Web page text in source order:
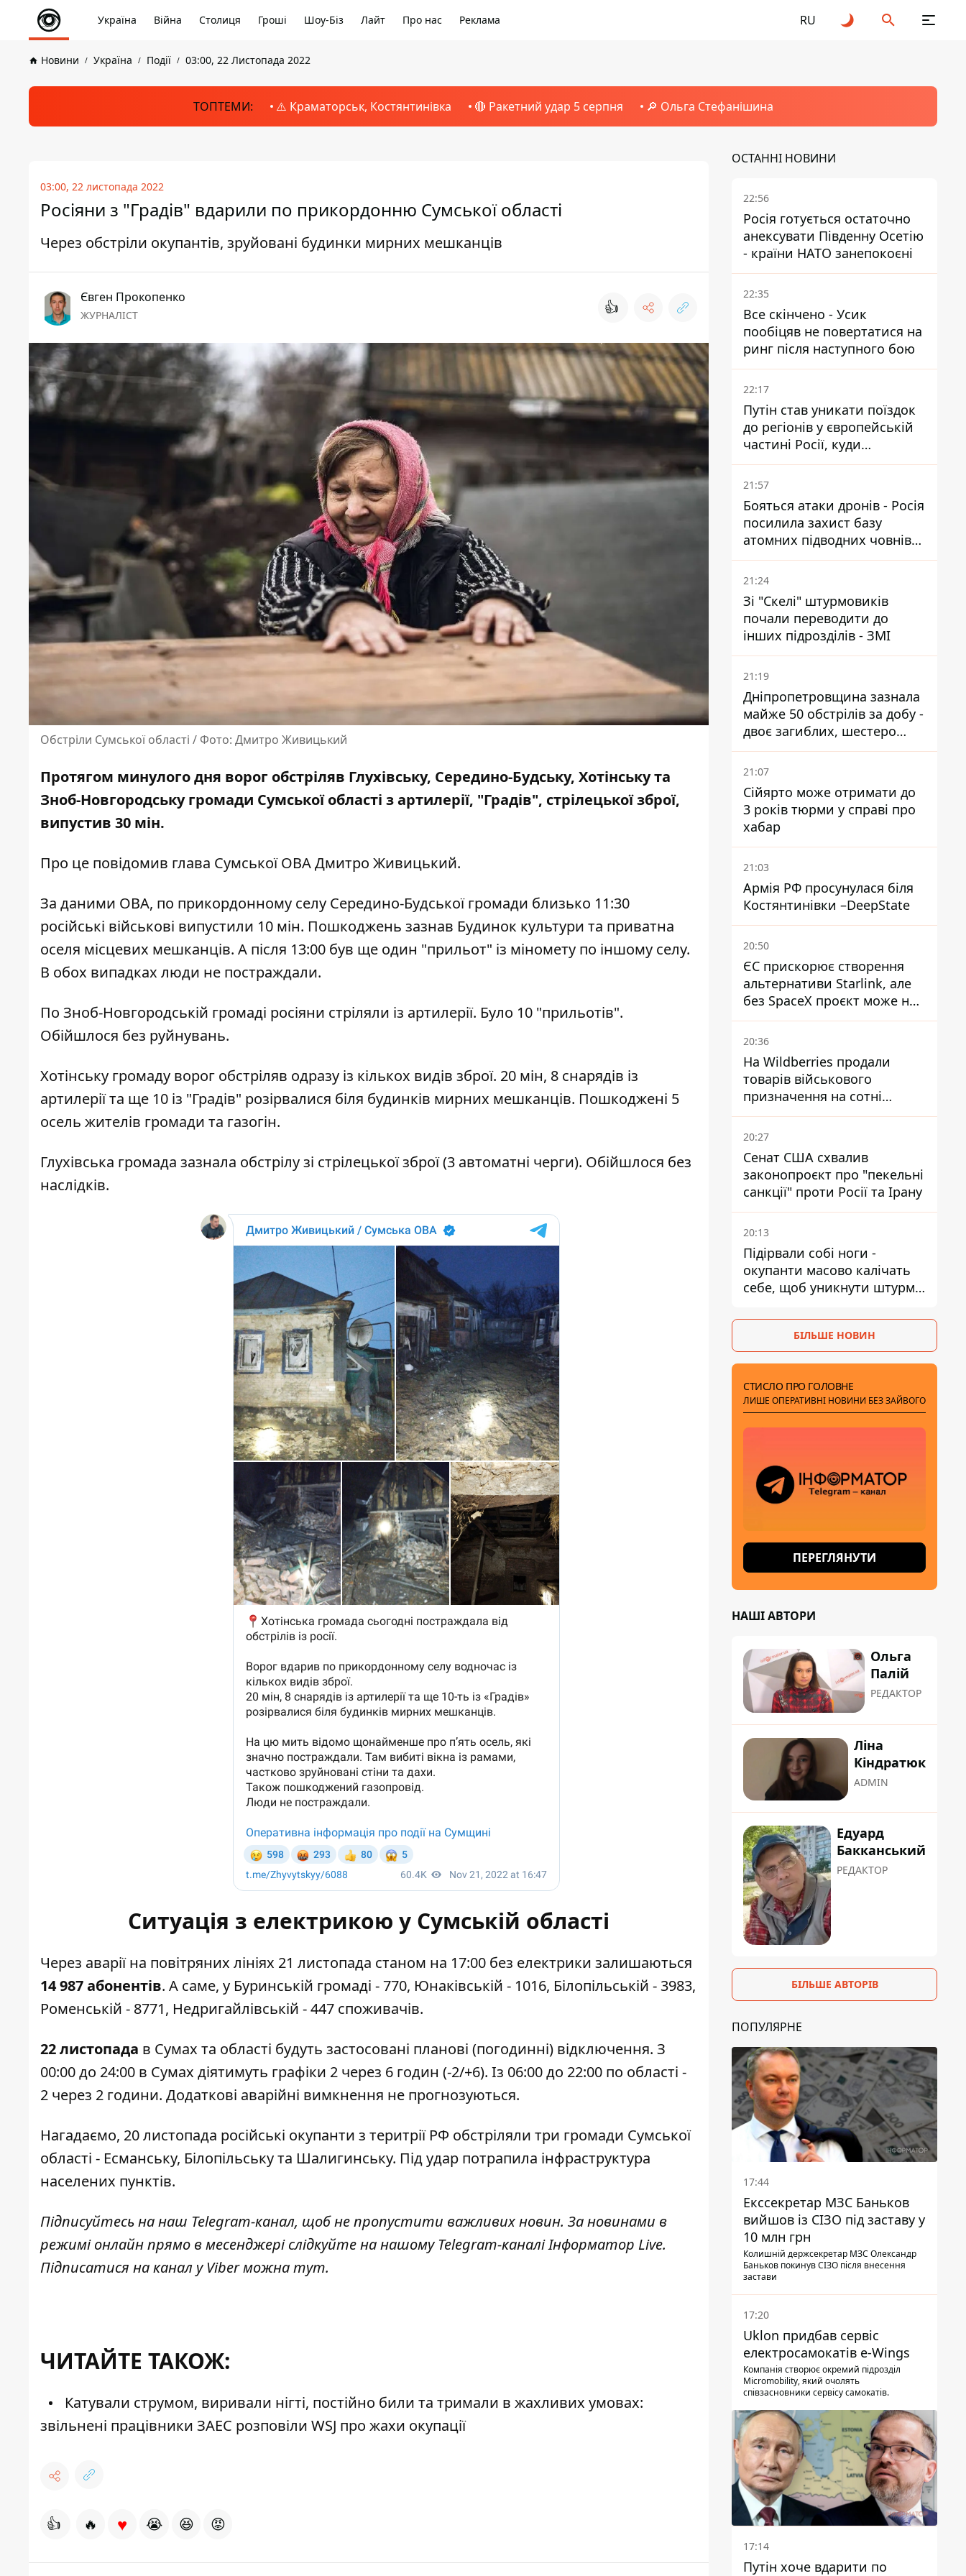
Україна Війна Столиця Гроші Шоу-Біз Лайт Про нас Реклама RU
Новини Україна Події 03:00, 22 Листопада 2022
ТОПТЕМИ: ⚠️ Краматорськ, Костянтинівка 🔴 Ракетний удар 5 серпня 🔎 Ольга Стефанішина
03:00, 22 листопада 2022
Росіяни з "Градів" вдарили по прикордонню Сумської області
Через обстріли окупантів, зруйовані будинки мирних мешканців
Євген Прокопенко
ЖУРНАЛІСТ 👍
Обстріли Сумської області / Фото: Дмитро Живицький
Протягом минулого дня ворог обстріляв Глухівську, Середино-Будську, Хотінську та
Зноб-Новгородську громади Сумської області з артилерії, "Градів", стрілецької зброї,
випустив 30 мін.
Про це повідомив глава Сумської ОВАДмитро Живицький.
За даними ОВА, по прикордонному селу Середино-Будської громади близько 11:30
російські військові випустили 10 мін. Пошкоджень зазнав Будинок культури та приватна
оселя місцевих мешканців. А після 13:00 був ще один "прильот" із міномету по іншому селу.
В обох випадках люди не постраждали.
По Зноб-Новгородській громаді росіяни стріляли із артилерії. Було 10 "прильотів".
Обійшлося без руйнувань.
Хотінську громаду ворог обстріляв одразу із кількох видів зброї. 20 мін, 8 снарядів із
артилерії та ще 10 із "Градів" розірвалися біля будинків мирних мешканців. Пошкоджені 5
осель жителів громади та газогін.
Глухівська громада зазнала обстрілу зі стрілецької зброї (3 автоматні черги). Обійшлося без
наслідків.
Ситуація з електрикою у Сумській області
Через аварії на повітряних лініях 21 листопада станом на 17:00 без електрики залишаються
14 987 абонентів. А саме, у Буринській громаді - 770, Юнаківській - 1016, Білопільській - 3983,
Роменській - 8771, Недригайлівській - 447 споживачів.
22 листопада в Сумах та області будуть застосовані планові (погодинні) відключення. З
00:00 до 24:00 в Сумах діятимуть графіки 2 через 6 годин (-2/+6). Із 06:00 до 22:00 по області -
2 через 2 години. Додаткові аварійні вимкнення не прогнозуються.
Нагадаємо, 20 листопада російські окупанти з теритрії РФ обстріляли три громади Сумської
області - Есманську, Білопільську та Шалигинську. Під удар потрапила інфраструктура
населених пунктів.
Підписуйтесь на наш Telegram-канал, щоб не пропустити важливих новин. За новинами в
режимі онлайн прямо в месенджері слідкуйте на нашому Telegram-каналіІнформатор Live.
Підписатися на канал у Viber можнатут.
ЧИТАЙТЕ ТАКОЖ:
Катували струмом, виривали нігті, постійно били та тримали в жахливих умовах:
звільнені працівники ЗАЕС розповіли WSJ про жахи окупації
👍 🔥 ♥ 😭 😆 😡
ОСТАННІ НОВИНИ
22:56
Росія готується остаточно
анексувати Південну Осетію
- країни НАТО занепокоєні
22:35
Все скінчено - Усик
пообіцяв не повертатися на
ринг після наступного бою
22:17
Путін став уникати поїздок
до регіонів у європейській
частині Росії, куди
регулярно долітають дрони
21:57
Бояться атаки дронів - Росія
посилила захист базу
атомних підводних човнів
за 7400 км від України
21:24
Зі "Скелі" штурмовиків
почали переводити до
інших підрозділів - ЗМІ
21:19
Дніпропетровщина зазнала
майже 50 обстрілів за добу -
двоє загиблих, шестеро
постраждалих
21:07
Сійярто може отримати до
3 років тюрми у справі про
хабар
21:03
Армія РФ просунулася біля
Костянтинівки –DeepState
20:50
ЄС прискорює створення
альтернативи Starlink, але
без SpaceX проєкт може не
обійтися
20:36
На Wildberries продали
товарів військового
призначення на сотні
мільйонів, але удари ЗСУ
змінили ситуацію
20:27
Сенат США схвалив
законопроєкт про "пекельні
санкції" проти Росії та Ірану
20:13
Підірвали собі ноги -
окупанти масово калічать
себе, щоб уникнути штурмів
БІЛЬШЕ НОВИН
СТИСЛО ПРО ГОЛОВНЕ
ЛИШЕ ОПЕРАТИВНІ НОВИНИ БЕЗ ЗАЙВОГО
ПЕРЕГЛЯНУТИ
НАШІ АВТОРИ
Ольга
Палій
РЕДАКТОР
Ліна
Кіндратюк
ADMIN
Едуард
Бакканський
РЕДАКТОР
БІЛЬШЕ АВТОРІВ
ПОПУЛЯРНЕ
17:44
Екссекретар МЗС Баньков
вийшов із СІЗО під заставу у
10 млн грн
Колишній держсекретар МЗС Олександр
Баньков покинув СІЗО після внесення
застави
17:20
Uklon придбав сервіс
електросамокатів e-Wings
Компанія створює окремий підрозділ
Micromobility, який очолять
співзасновники сервісу самокатів.
17:14
Путін хоче вдарити по